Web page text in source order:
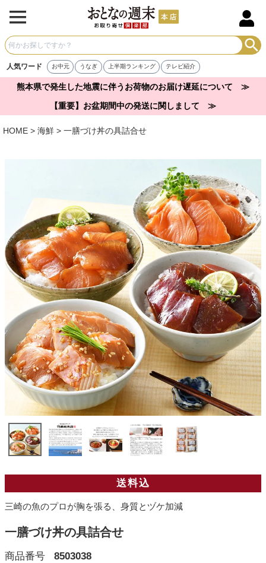
人気ワード お中元 うなぎ 上半期ランキング テレビ紹介
熊本県で発生した地震に伴うお荷物のお届け遅延について ≫
【重要】お盆期間中の発送に関しまして ≫
HOME 海鮮 一膳づけ丼の具詰合せ
送料込
三崎の魚のプロが胸を張る、身質とヅケ加減
一膳づけ丼の具詰合せ
商品番号 8503038